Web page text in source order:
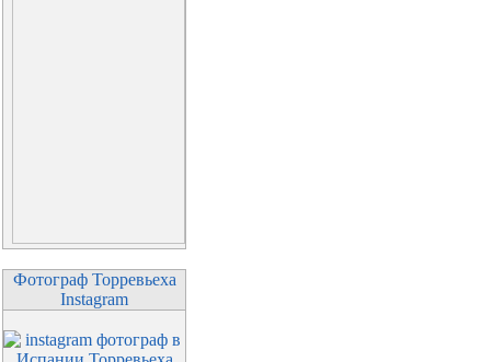
Фотограф Торревьеха
Instagram